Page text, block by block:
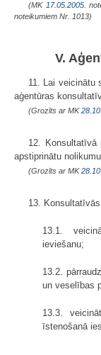
(MK 17.05.2005.
noteikumiem Nr. 1013)
V.
11. Lai veicinātu
aģentūras
(Grozīts ar MK
12. Konsultatīvā
apstiprinātu nolikumu.
(Grozīts ar MK
13.
13.1.
ieviešanu;
13.2.
un veselības
13.3.
īstenošanā